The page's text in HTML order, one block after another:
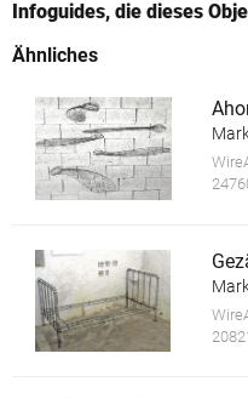
Infoguides, die dieses
Ähnliches